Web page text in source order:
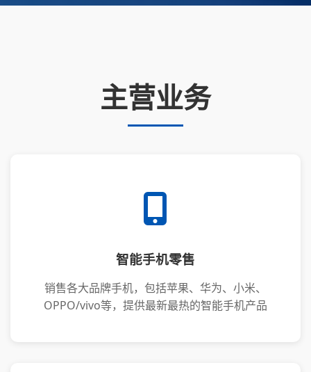
主营业务
智能手机零售
销售各大品牌手机，包括苹果、华为、小米、
OPPO/vivo等，提供最新最热的智能手机产品